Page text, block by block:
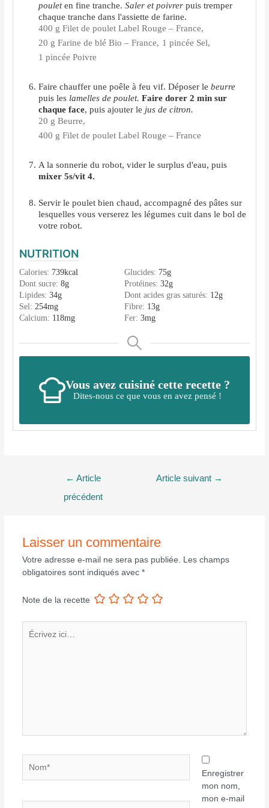
pouleten fine tranche.Saler et poivrerpuis tremper
chaque tranche dans l'assiette de farine.
400 g Filet de poulet Label Rouge – France,
20 g Farine de blé Bio – France, 1 pincée Sel,
1 pincée Poivre
Faire chauffer une poêle à feu vif. Déposer lebeurre
puis leslamelles de poulet.Faire dorer 2 min sur
chaque face, puis ajouter le jus de citron.
20 g Beurre,
400 g Filet de poulet Label Rouge – France
A la sonnerie du robot, vider le surplus d'eau, puis
mixer 5s/vit 4.
Servir le poulet bien chaud, accompagné des pâtes sur
lesquelles vous verserez les légumes cuit dans le bol de
votre robot.
NUTRITION
Calories: 739kcal Glucides: 75g
Dont sucre:8g Protéines:32g
Lipides:34g Dont acides gras saturés: 12g
Sel:254mg Fibre: 13g
Calcium: 118mg Fer:3mg
Vous avez cuisiné cette recette ?
Dites-nous ce que vous en avez pensé !
← Article
précédent
Article suivant →
Laisser un commentaire
Votre adresse e-mail ne sera pas publiée. Les champs
obligatoires sont indiqués avec *
Note de la recette
ici…
Enregistrer
mon nom,
mon e-mail